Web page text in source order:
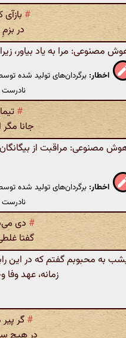
#
در
مصنوعی: مرا به یاد بیاور،
اخطار: برگردان‌های تولید شده
نادرست
#
جانا
مصنوعی: مراقبت از بیگانگان
اخطار: برگردان‌های تولید شده
نادرست
# دی
گفتا
به محبوبم گفتم که در این
زمانه، عهد
# گر